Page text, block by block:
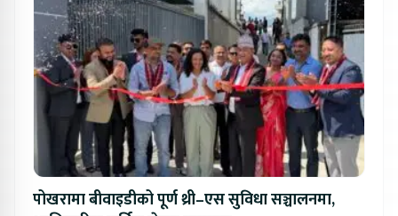
पोखरामा बीवाइडीको पूर्ण थ्री–एस सुविधा सञ्चालनमा,